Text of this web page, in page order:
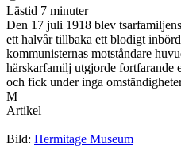
Lästid 7 minuter
Den 17 juli 1918 blev
ett halvår tillbaka ett blodigt
kommunisternas motståndare
härskarfamilj utgjorde fortfarande
och fick under inga
M
Artikel
Bild: Hermitage Museum